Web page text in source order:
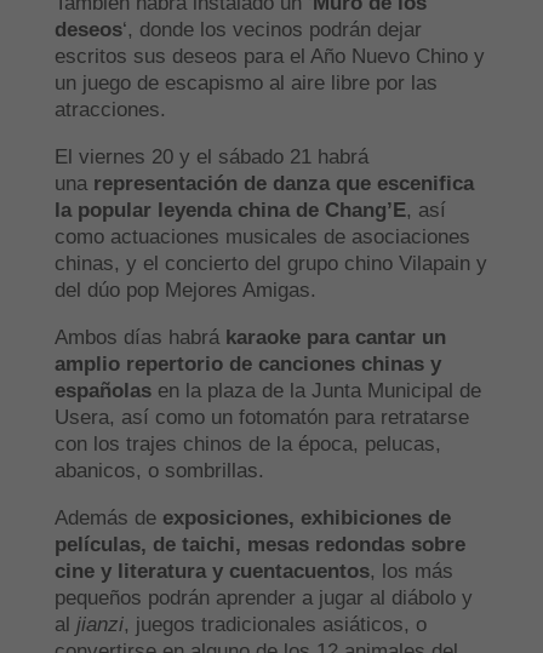
deseos‘, donde los vecinos podrán dejar
escritos sus deseos para el Año Nuevo Chino y
un juego de escapismo al aire libre por las
atracciones.
El viernes 20 y el sábado 21 habrá
una representación de danza que escenifica
la popular leyenda china de Chang’E, así
como actuaciones musicales de asociaciones
chinas, y el concierto del grupo chino Vilapain y
del dúo pop Mejores Amigas.
Ambos días habrá karaoke para cantar un
amplio repertorio de canciones chinas y
españolasen la plaza de la Junta Municipal de
Usera, así como un fotomatón para retratarse
con los trajes chinos de la época, pelucas,
abanicos, o sombrillas.
Además de exposiciones, exhibiciones de
películas, de taichi, mesas redondas sobre
cine y literatura y cuentacuentos, los más
pequeños podrán aprender a jugar al diábolo y
al jianzi, juegos tradicionales asiáticos, o